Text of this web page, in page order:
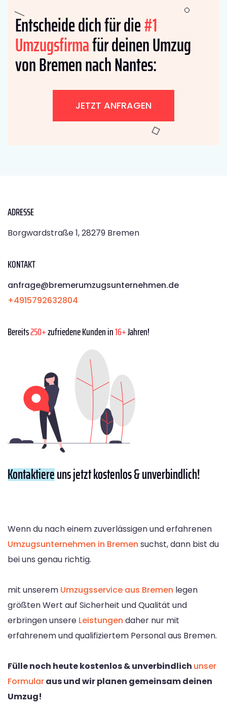
Entscheide dich für die#1
Umzugsfirmafür deinen Umzug
von Bremen nach Nantes:
JETZT ANFRAGEN
ADRESSE
Borgwardstraße 1, 28279 Bremen
KONTAKT
anfrage@bremerumzugsunternehmen.de
+4915792632804
Bereits250+zufriedene Kunden in16+Jahren!
Kontaktiereuns jetzt kostenlos & unverbindlich!
Wenn du nach einem zuverlässigen und erfahrenen
Umzugsunternehmen in Bremen suchst, dann bist du
bei uns genau richtig.
mit unserem Umzugsservice aus Bremen legen
größten Wert auf Sicherheit und Qualität und
erbringen unsere Leistungen daher nur mit
erfahrenem und qualifiziertem Personal aus Bremen.
Fülle noch heute kostenlos & unverbindlich unser
Formularaus und wir planen gemeinsam deinen
Umzug!